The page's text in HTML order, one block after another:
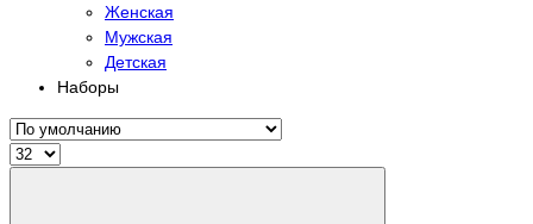
Женская
Мужская
Детская
Наборы